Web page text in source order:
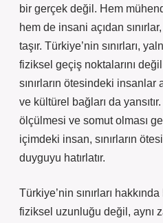
bir gerçek değil. Hem
hem de insani açıdan
taşır. Türkiye’nin sınırları,
fiziksel geçiş noktalarını
sınırların ötesindeki insanlar
ve kültürel bağları da
ölçülmesi ve somut olması
içimdeki insan, sınırların
duyguyu hatırlatır.
Türkiye’nin sınırları
fiziksel uzunluğu değil, aynı